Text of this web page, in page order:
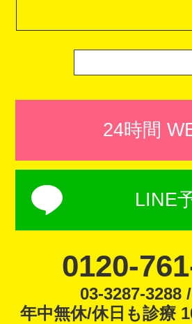
24時間
LINE
0120-
03-3287-3288
年中無休/休日も診療